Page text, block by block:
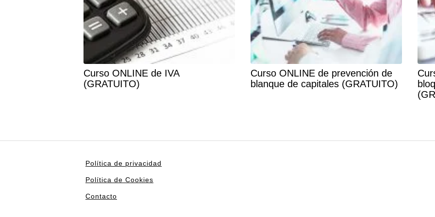
Curso ONLINE de IVA
(GRATUITO)
Curso ONLINE de prevención de
blanque de capitales (GRATUITO)
Política de privacidad
Política de Cookies
Contacto